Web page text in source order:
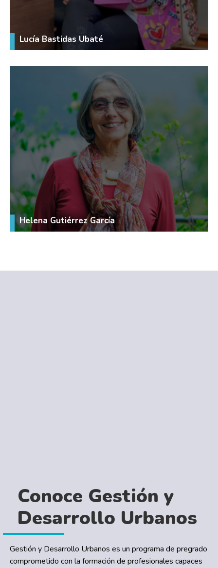
Lucía Bastidas Ubaté
Helena Gutiérrez García
Conoce Gestión y
Desarrollo Urbanos
Gestión y Desarrollo Urbanos es un programa de pregrado
comprometido con la formación de profesionales capaces